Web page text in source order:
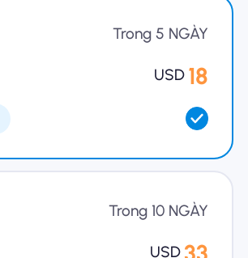
Trong 5 NGÀY
USD 18
Trong 10 NGÀY
USD